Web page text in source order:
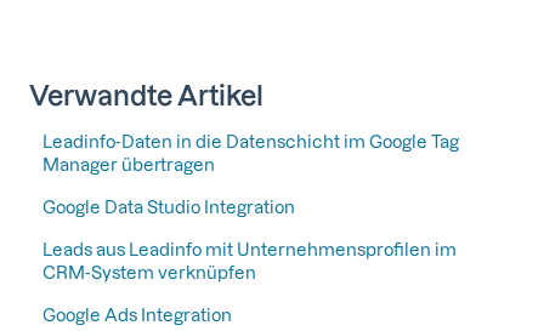
Verwandte Artikel
Leadinfo-Daten in die Datenschicht im Google Tag
Manager übertragen
Google Data Studio Integration
Leads aus Leadinfo mit Unternehmensprofilen im
CRM-System verknüpfen
Google Ads Integration